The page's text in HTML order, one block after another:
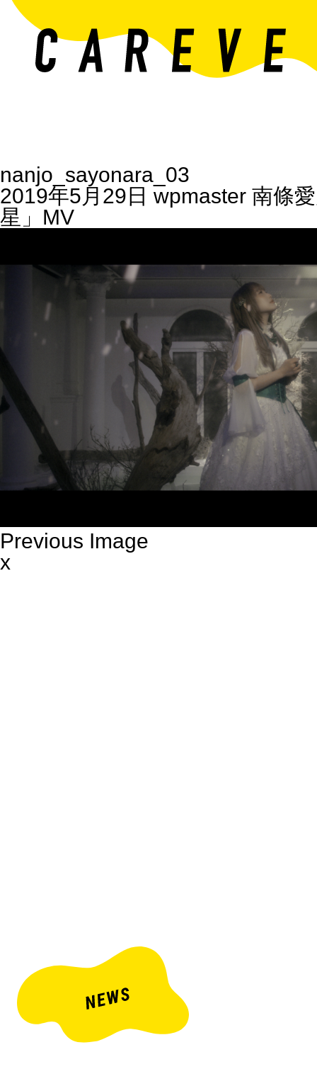
nanjo_sayonara_03
2019年5月29日 wpmaster 南條
星」MV
Previous Image
x